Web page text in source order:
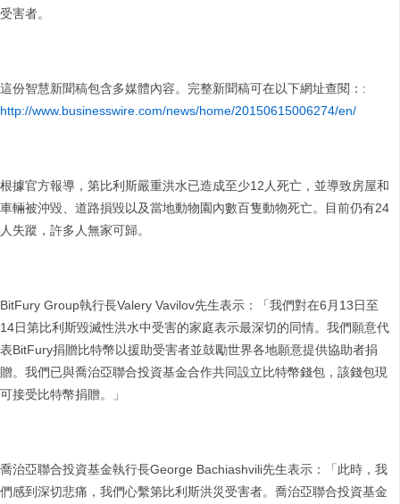
受害者。
這份智慧新聞稿包含多媒體內容。完整新聞稿可在以下網址查閱：:
http://www.businesswire.com/news/home/20150615006274/en/
根據官方報導，第比利斯嚴重洪水已造成至少12人死亡，並導致房屋和
車輛被沖毀、道路損毀以及當地動物園內數百隻動物死亡。目前仍有24
人失蹤，許多人無家可歸。
BitFury Group執行長Valery Vavilov先生表示：「我們對在6月13日至
14日第比利斯毀滅性洪水中受害的家庭表示最深切的同情。我們願意代
表BitFury捐贈比特幣以援助受害者並鼓勵世界各地願意提供協助者捐
贈。我們已與喬治亞聯合投資基金合作共同設立比特幣錢包，該錢包現
可接受比特幣捐贈。」
喬治亞聯合投資基金執行長George Bachiashvili先生表示：「此時，我
們感到深切悲痛，我們心繫第比利斯洪災受害者。喬治亞聯合投資基金